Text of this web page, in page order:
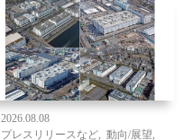
2026.08.08
プレスリリースなど
動向/展望